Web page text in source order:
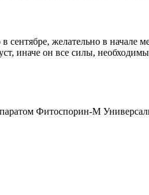
желательно в начале
иначе он все силы,
Фитоспорин-М